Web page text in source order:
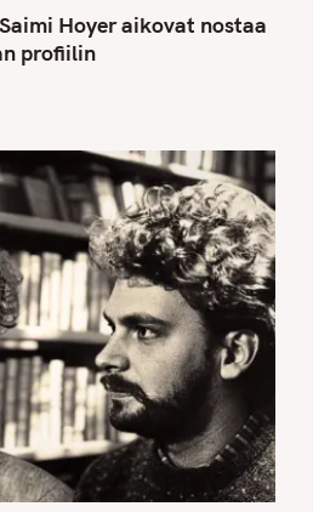
Hoyer aikovat nostaa
profiilin